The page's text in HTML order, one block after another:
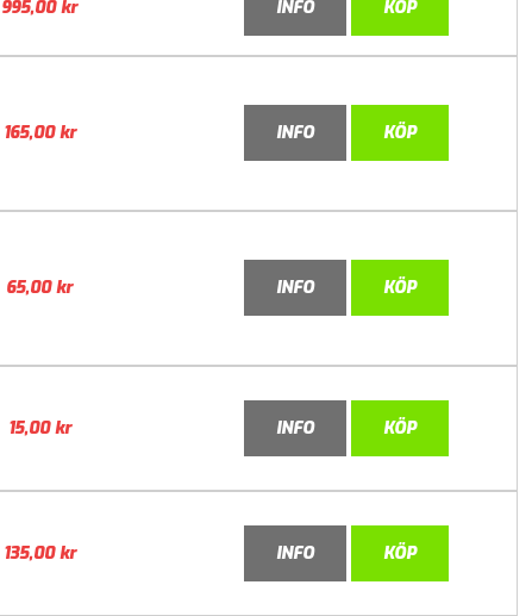
995,00kr INFO KÖP
165,00kr INFO KÖP
65,00kr INFO KÖP
15,00kr INFO KÖP
135,00kr INFO KÖP